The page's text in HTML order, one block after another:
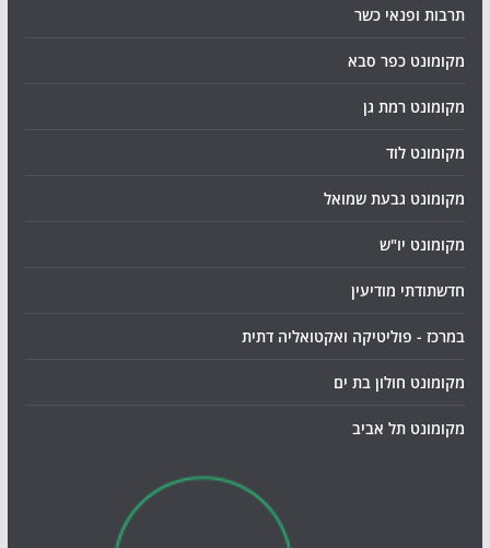
תרבות ופנאי כשר
מקומונט כפר סבא
מקומונט רמת גן
מקומונט לוד
מקומונט גבעת שמואל
מקומונט יו"ש
חדשתודתי מודיעין
במרכז - פוליטיקה ואקטואליה דתית
מקומונט חולון בת ים
מקומונט תל אביב